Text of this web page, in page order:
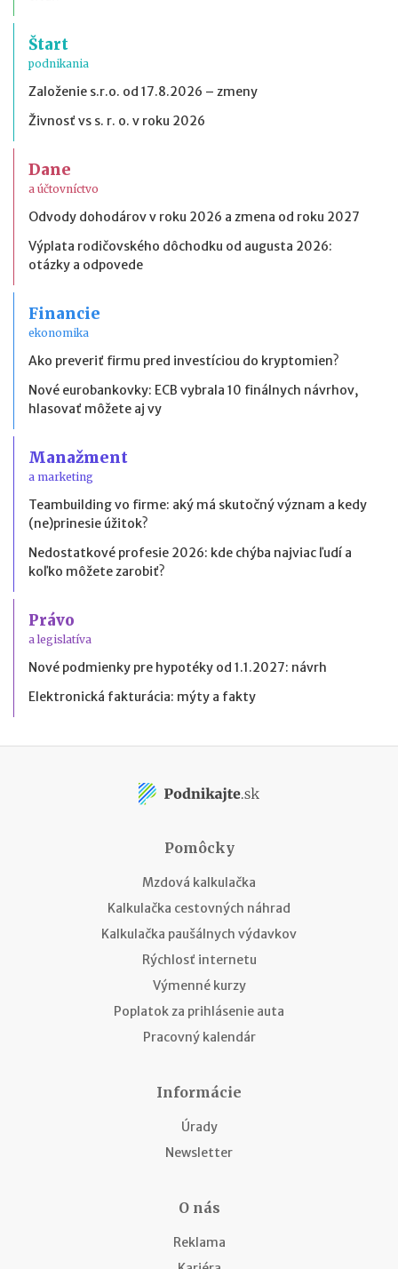
Štart
podnikania
Založenie s.r.o. od 17.8.2026 – zmeny
Živnosť vs s. r. o. v roku 2026
Dane
a účtovníctvo
Odvody dohodárov v roku 2026 a zmena od roku 2027
Výplata rodičovského dôchodku od augusta 2026:
otázky a odpovede
Financie
ekonomika
Ako preveriť firmu pred investíciou do kryptomien?
Nové eurobankovky: ECB vybrala 10 finálnych návrhov,
hlasovať môžete aj vy
Manažment
a marketing
Teambuilding vo firme: aký má skutočný význam a kedy
(ne)prinesie úžitok?
Nedostatkové profesie 2026: kde chýba najviac ľudí a
koľko môžete zarobiť?
Právo
a legislatíva
Nové podmienky pre hypotéky od 1.1.2027: návrh
Elektronická fakturácia: mýty a fakty
Pomôcky
Mzdová kalkulačka
Kalkulačka cestovných náhrad
Kalkulačka paušálnych výdavkov
Rýchlosť internetu
Výmenné kurzy
Poplatok za prihlásenie auta
Pracovný kalendár
Informácie
Úrady
Newsletter
O nás
Reklama